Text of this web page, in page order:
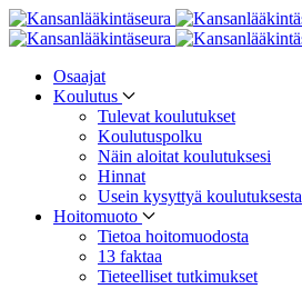
Osaajat
Koulutus
Tulevat koulutukset
Koulutuspolku
Näin aloitat koulutuksesi
Hinnat
Usein kysyttyä koulutuksesta
Hoitomuoto
Tietoa hoitomuodosta
13 faktaa
Tieteelliset tutkimukset